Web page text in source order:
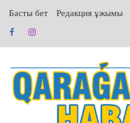
содержанию
Басты бет Редакция ұжымы